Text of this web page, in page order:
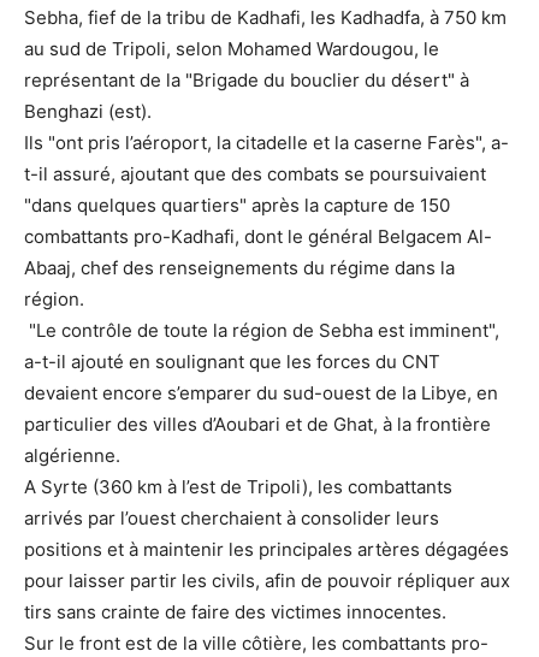
Sebha, fief de la tribu de Kadhafi, les Kadhadfa, à 750 km
au sud de Tripoli, selon Mohamed Wardougou, le
représentant de la "Brigade du bouclier du désert" à
Benghazi (est).
Ils "ont pris l’aéroport, la citadelle et la caserne Farès", a-
t-il assuré, ajoutant que des combats se poursuivaient
"dans quelques quartiers" après la capture de 150
combattants pro-Kadhafi, dont le général Belgacem Al-
Abaaj, chef des renseignements du régime dans la
région.
"Le contrôle de toute la région de Sebha est imminent",
a-t-il ajouté en soulignant que les forces du CNT
devaient encore s’emparer du sud-ouest de la Libye, en
particulier des villes d’Aoubari et de Ghat, à la frontière
algérienne.
A Syrte (360 km à l’est de Tripoli), les combattants
arrivés par l’ouest cherchaient à consolider leurs
positions et à maintenir les principales artères dégagées
pour laisser partir les civils, afin de pouvoir répliquer aux
tirs sans crainte de faire des victimes innocentes.
Sur le front est de la ville côtière, les combattants pro-